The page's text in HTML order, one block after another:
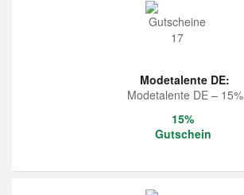
Modetalente DE:
Modetalente DE – 15%
15%
Gutschein